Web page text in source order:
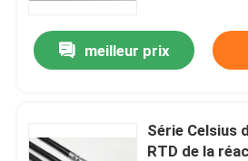
meilleur prix
Série Celsius
RTD de la